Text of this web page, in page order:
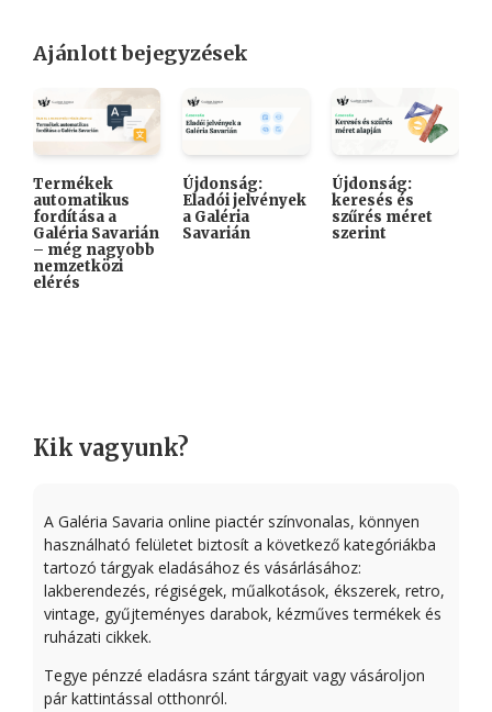
Ajánlott bejegyzések
Termékek
automatikus
fordítása a
Galéria Savarián
– még nagyobb
nemzetközi
elérés
Újdonság:
Eladói jelvények
a Galéria
Savarián
Újdonság:
keresés és
szűrés méret
szerint
Kik vagyunk?
A Galéria Savaria online piactér színvonalas, könnyen
használható felületet biztosít a következő kategóriákba
tartozó tárgyak eladásához és vásárlásához:
lakberendezés, régiségek, műalkotások, ékszerek, retro,
vintage, gyűjteményes darabok, kézműves termékek és
ruházati cikkek.
Tegye pénzzé eladásra szánt tárgyait vagy vásároljon
pár kattintással otthonról.